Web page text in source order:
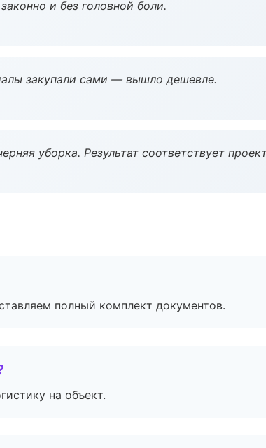
и без головной боли.
закупали сами — вышло дешевле.
уборка. Результат соответствует
полный комплект документов.
на объект.